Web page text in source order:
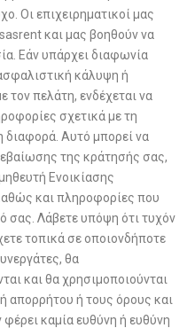
Οι επιχειρηματικοί μας
και μας βοηθούν να
Εάν υπάρχει διαφωνία
κάλυψη ή
τον πελάτη, ενδέχεται να
σχετικά με τη
διαφορά. Αυτό μπορεί να
της κράτησής σας,
Ενοικίασης
και πληροφορίες που
σας. Λάβετε υπόψη ότι τυχόν
τοπικά σε οποιονδήποτε
θα
και θα χρησιμοποιούνται
απορρήτου ή τους όρους και
καμία ευθύνη ή ευθύνη